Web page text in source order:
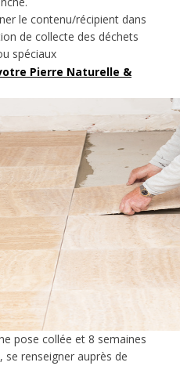
le contenu/récipient dans
de collecte des déchets
spéciaux
Pierre Naturelle &
pose collée et 8 semaines
renseigner auprès de